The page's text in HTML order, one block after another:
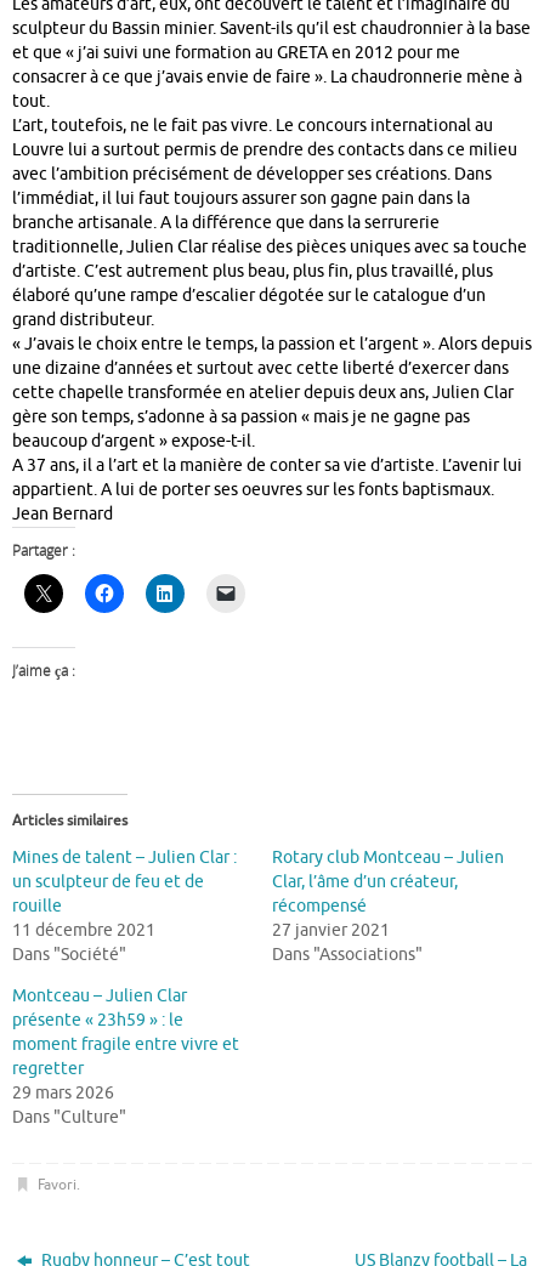
Les amateurs d’art, eux, ont découvert le talent et l’imaginaire du
sculpteur du Bassin minier. Savent-ils qu’il est chaudronnier à la base
et que « j’ai suivi une formation au GRETA en 2012 pour me
consacrer à ce que j’avais envie de faire ». La chaudronnerie mène à
tout.
L’art, toutefois, ne le fait pas vivre. Le concours international au
Louvre lui a surtout permis de prendre des contacts dans ce milieu
avec l’ambition précisément de développer ses créations. Dans
l’immédiat, il lui faut toujours assurer son gagne pain dans la
branche artisanale. A la différence que dans la serrurerie
traditionnelle, Julien Clar réalise des pièces uniques avec sa touche
d’artiste. C’est autrement plus beau, plus fin, plus travaillé, plus
élaboré qu’une rampe d’escalier dégotée sur le catalogue d’un
grand distributeur.
« J’avais le choix entre le temps, la passion et l’argent ». Alors depuis
une dizaine d’années et surtout avec cette liberté d’exercer dans
cette chapelle transformée en atelier depuis deux ans, Julien Clar
gère son temps, s’adonne à sa passion « mais je ne gagne pas
beaucoup d’argent » expose-t-il.
A 37 ans, il a l’art et la manière de conter sa vie d’artiste. L’avenir lui
appartient. A lui de porter ses oeuvres sur les fonts baptismaux.
Jean Bernard
Partager :
J’aime ça :
Articles similaires
Mines de talent – Julien Clar :
un sculpteur de feu et de
rouille
11 décembre 2021
Dans "Société"
Rotary club Montceau – Julien
Clar, l’âme d’un créateur,
récompensé
27 janvier 2021
Dans "Associations"
Montceau – Julien Clar
présente « 23h59 » : le
moment fragile entre vivre et
regretter
29 mars 2026
Dans "Culture"
Favori.
Rugby honneur – C’est tout
US Blanzy football – La